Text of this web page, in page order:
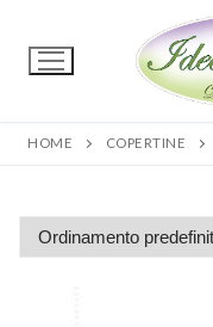
HOME COPERTINE